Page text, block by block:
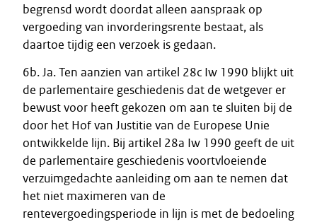
begrensd wordt doordat alleen aanspraak op
vergoeding van invorderingsrente bestaat, als
daartoe tijdig een verzoek is gedaan.
6b. Ja. Ten aanzien van artikel 28c Iw 1990 blijkt uit
de parlementaire geschiedenis dat de wetgever er
bewust voor heeft gekozen om aan te sluiten bij de
door het Hof van Justitie van de Europese Unie
ontwikkelde lijn. Bij artikel 28a Iw 1990 geeft de uit
de parlementaire geschiedenis voortvloeiende
verzuimgedachte aanleiding om aan te nemen dat
het niet maximeren van de
rentevergoedingsperiode in lijn is met de bedoeling